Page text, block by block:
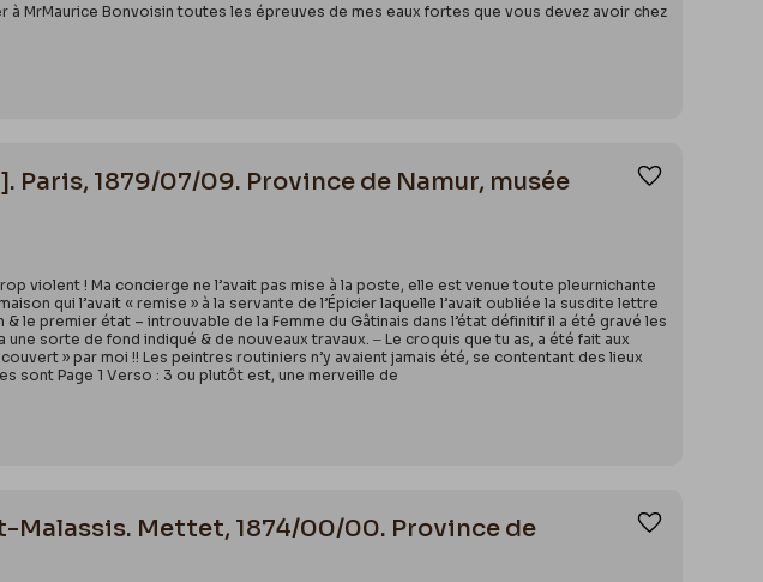
à MrMaurice Bonvoisin toutes les épreuves de mes eaux fortes que vous devez avoir chez
1879/07/09. Province de Namur, musée
violent ! Ma concierge ne l’avait pas mise à la poste, elle est venue toute pleurnichante
qui l’avait « remise » à la servante de l’Épicier laquelle l’avait oubliée la susdite lettre
le premier état – introuvable de la Femme du Gâtinais dans l’état définitif il a été gravé les
sorte de fond indiqué & de nouveaux travaux. ‒ Le croquis que tu as, a été fait aux
» par moi !! Les peintres routiniers n’y avaient jamais été, se contentant des lieux
sont Page 1 Verso : 3 ou plutôt est, une merveille de
Ajouter
Malassis. Mettet, 1874/00/00. Province de
Ajouter